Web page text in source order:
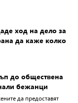
ход на дело за
да каже колко
до обществена
бежанци
да предоставят